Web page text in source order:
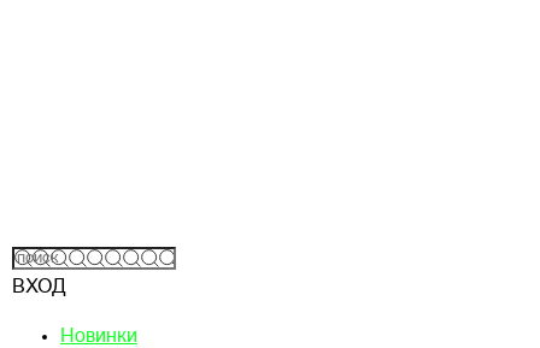
ВХОД
Новинки